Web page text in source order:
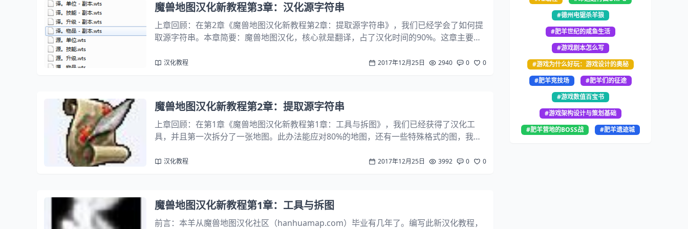
魔兽地图汉化新教程第3章：汉化源字符串
上章回顾：在第2章《魔兽地图汉化新教程第2章：提取源字符串》，我们已经学会了如何提
取源字符串。本章简要：魔兽地图汉化，核心就是翻译，占了汉化时间的90%。这章主要以
文件吗？我们把它们复制一遍，并重命名一下，区别源字...
汉化教程 2017年12月25日 2940 0 0
魔兽地图汉化新教程第2章：提取源字符串
上章回顾：在第1章《魔兽地图汉化新教程第1章：工具与拆图》，我们已经获得了汉化工
具，并且第一次拆分了一张地图。此办法能应对80%的地图，还有一些特殊格式的图，我们
需要汉化的内容。第一节：常用字符串分布第1章留堂的作...
汉化教程 2017年12月25日 3992 0 0
魔兽地图汉化新教程第1章：工具与拆图
前言：本羊从魔兽地图汉化社区（hanhuamap.com）毕业有几年了。编写此新汉化教程，
#德州电锯杀羊狼
#肥羊世纪的咸鱼生活
#游戏剧本怎么写
#游戏为什么好玩：游戏设计的奥秘
#肥羊竞技场
#肥羊们的征途
#游戏数值百宝书
#游戏架构设计与策划基础
#肥羊营地的BOSS战
#肥羊遗迹城